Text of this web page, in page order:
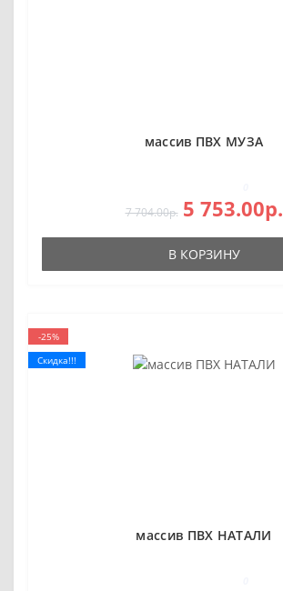
массив ПВХ МУЗА
7 704.00р. 5 753.00р.
В КОРЗИНУ
-25%
Скидка!!!
массив ПВХ НАТАЛИ